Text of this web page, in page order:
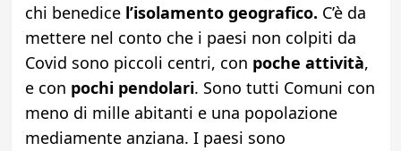
chi benedicel’isolamento geografico. C’è da
mettere nel conto che i paesi non colpiti da
Covid sono piccoli centri, con poche attività,
e con pochi pendolari. Sono tutti Comuni con
meno di mille abitanti e una popolazione
mediamente anziana. I paesi sono